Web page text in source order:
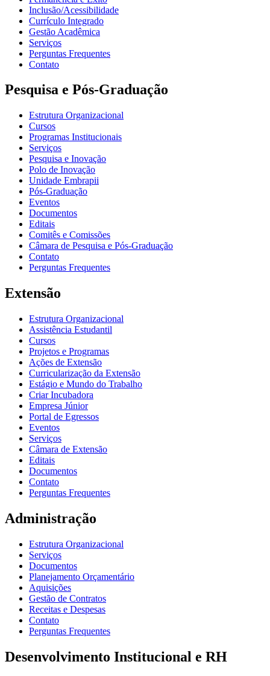
Inclusão/Acessibilidade
Currículo Integrado
Gestão Acadêmica
Serviços
Perguntas Frequentes
Contato
Pesquisa e Pós-Graduação
Estrutura Organizacional
Cursos
Programas Institucionais
Serviços
Pesquisa e Inovação
Polo de Inovação
Unidade Embrapii
Pós-Graduação
Eventos
Documentos
Editais
Comitês e Comissões
Câmara de Pesquisa e Pós-Graduação
Contato
Perguntas Frequentes
Extensão
Estrutura Organizacional
Assistência Estudantil
Cursos
Projetos e Programas
Ações de Extensão
Curricularização da Extensão
Estágio e Mundo do Trabalho
Criar Incubadora
Empresa Júnior
Portal de Egressos
Eventos
Serviços
Câmara de Extensão
Editais
Documentos
Contato
Perguntas Frequentes
Administração
Estrutura Organizacional
Serviços
Documentos
Planejamento Orçamentário
Aquisições
Gestão de Contratos
Receitas e Despesas
Contato
Perguntas Frequentes
Desenvolvimento Institucional e RH